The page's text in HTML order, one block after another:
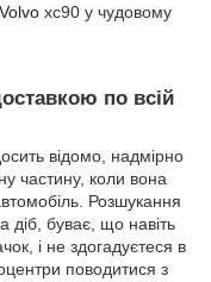
Volvo xc90 у чудовому
по всій
відомо, надмірно
частину, коли вона
Розшукання
діб, буває, що навіть
і не здогадуєтеся в
поводитися з